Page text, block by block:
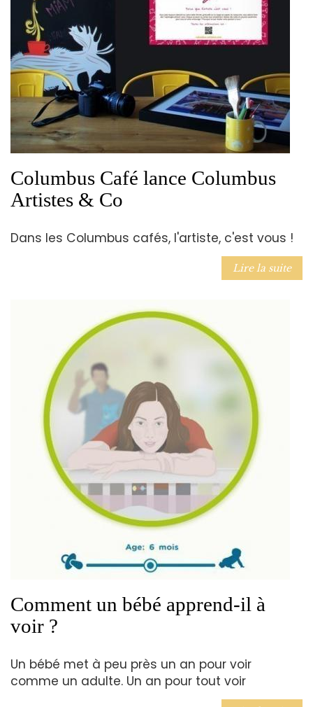
Columbus Café lance Columbus
Artistes & Co
Dans les Columbus cafés, l'artiste, c'est vous !
Lire la suite
Comment un bébé apprend-il à
voir ?
Un bébé met à peu près un an pour voir
comme un adulte. Un an pour tout voir